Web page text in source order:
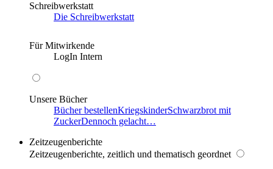
Schreibwerkstatt
Die Schreibwerkstatt
Für Mitwirkende
LogIn Intern
Unsere Bücher
Bücher bestellenKriegskinderSchwarzbrot mit
ZuckerDennoch gelacht…
Zeitzeugenberichte
Zeitzeugenberichte, zeitlich und thematisch geordnet